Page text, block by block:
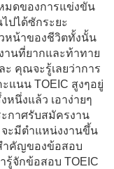
มดของการแข่งขัน
ปได้ซักระยะ
หน้าของชีวิตทั้งนั้น
านที่ยากและท้าทาย
คุณจะรู้เลยว่าการ
แนน TOEIC สูงๆอยู่
นึ่งแล้ว เอาง่ายๆ
กาศรับสมัครงาน
จะมีตำแหน่งงานขึ้น
ำคัญของข้อสอบ
รู้จักข้อสอบ TOEIC